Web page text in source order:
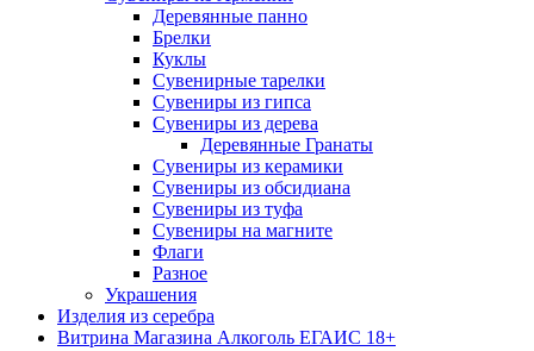
Деревянные панно
Брелки
Куклы
Сувенирные тарелки
Сувениры из гипса
Сувениры из дерева
Деревянные Гранаты
Сувениры из керамики
Сувениры из обсидиана
Сувениры из туфа
Сувениры на магните
Флаги
Разное
Украшения
Изделия из серебра
Витрина Магазина Алкоголь ЕГАИС 18+